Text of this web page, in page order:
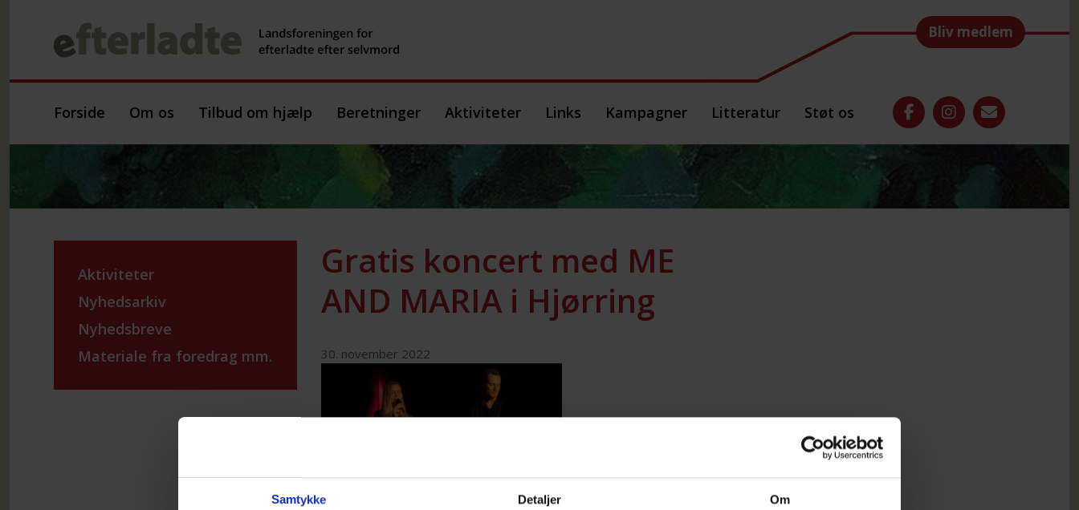
Samtykke Detaljer Om
Bliv medlem
Forside Om os Tilbud om hjælp Beretninger Aktiviteter Links Kampagner Litteratur Støt os
Gratis koncert med ME
AND MARIA i Hjørring
30. november 2022
Aktiviteter
Nyhedsarkiv
Nyhedsbreve
Materiale fra foredrag mm.